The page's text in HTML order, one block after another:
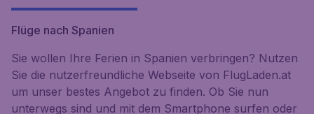
Flüge nach Spanien
Sie wollen Ihre Ferien in Spanien verbringen? Nutzen
Sie die nutzerfreundliche Webseite von FlugLaden.at
um unser bestes Angebot zu finden. Ob Sie nun
unterwegs sind und mit dem Smartphone surfen oder